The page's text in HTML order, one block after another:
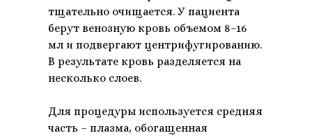
тщательно очищается. У пациента
берут венозную кровь объемом 8–16
мл и подвергают центрифугированию.
В результате кровь разделяется на
несколько слоев.
Для процедуры используется средняя
часть – плазма, обогащенная